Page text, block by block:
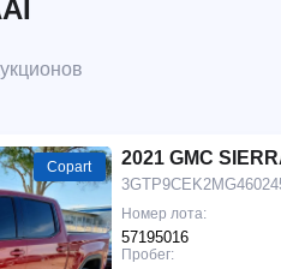
Copart 2021 GMC
Номер лота:
57195016
Пробег: